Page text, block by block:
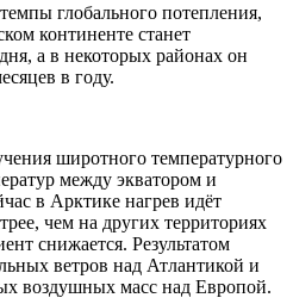
глобального потепления,
континенте станет
а в некоторых районах он
в году.
широтного температурного
между экватором и
в Арктике нагрев идёт
чем на других территориях
снижается. Результатом
ветров над Атлантикой и
воздушных масс над Европой.